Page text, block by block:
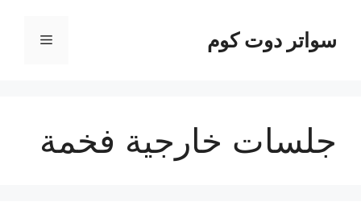
المحتوىسواتر دوت كوم القائمة
جلسات خارجية فخمة